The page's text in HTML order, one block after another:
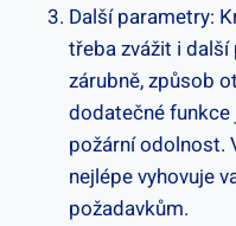
Další parametry:
třeba zvážit i
zárubně, způsob
dodatečné funkce
požární odolnost.
nejlépe vyhovuje
požadavkům.